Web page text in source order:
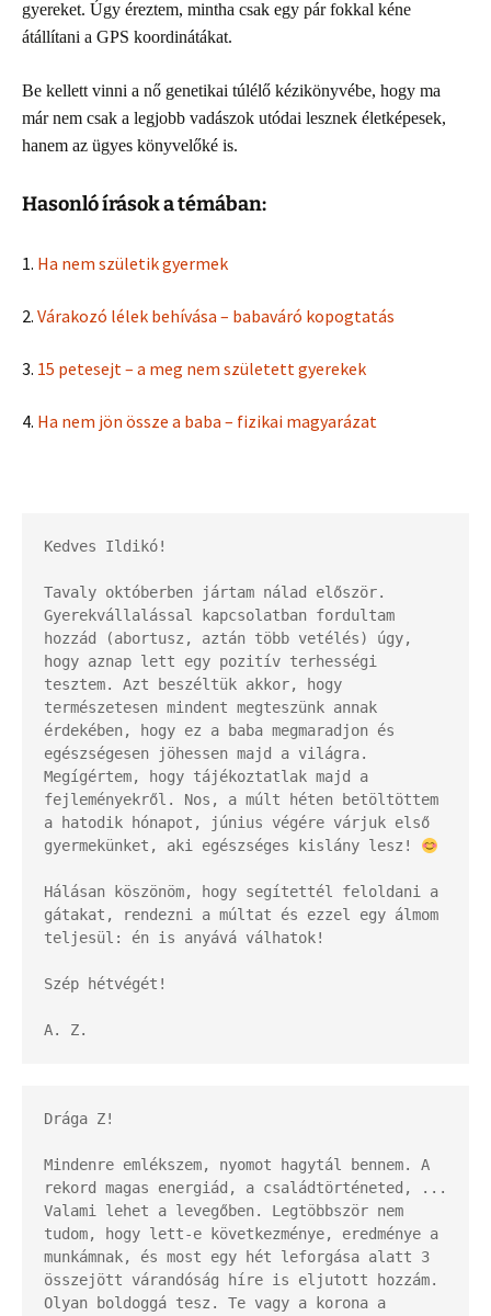
gyereket. Úgy éreztem, mintha csak egy pár fokkal kéne
átállítani a GPS koordinátákat.
Be kellett vinni a nő genetikai túlélő kézikönyvébe, hogy ma
már nem csak a legjobb vadászok utódai lesznek életképesek,
hanem az ügyes könyvelőké is.
Hasonló írások a témában:
1. Ha nem születik gyermek
2. Várakozó lélek behívása – babaváró kopogtatás
3. 15 petesejt – a meg nem született gyerekek
4. Ha nem jön össze a baba – fizikai magyarázat
Kedves Ildikó!
Tavaly októberben jártam nálad először.
Gyerekvállalással kapcsolatban fordultam
hozzád (abortusz, aztán több vetélés) úgy,
hogy aznap lett egy pozitív terhességi
tesztem. Azt beszéltük akkor, hogy
természetesen mindent megteszünk annak
érdekében, hogy ez a baba megmaradjon és
egészségesen jöhessen majd a világra.
Megígértem, hogy tájékoztatlak majd a
fejleményekről. Nos, a múlt héten betöltöttem
a hatodik hónapot, június végére várjuk első
gyermekünket, aki egészséges kislány lesz!
Hálásan köszönöm, hogy segítettél feloldani a
gátakat, rendezni a múltat és ezzel egy álmom
teljesül: én is anyává válhatok!
Szép hétvégét!
A. Z.
Drága Z!
Mindenre emlékszem, nyomot hagytál bennem. A
rekord magas energiád, a családtörténeted, ...
Valami lehet a levegőben. Legtöbbször nem
tudom, hogy lett-e következménye, eredménye a
munkámnak, és most egy hét leforgása alatt 3
összejött várandóság híre is eljutott hozzám.
Olyan boldoggá tesz. Te vagy a korona a